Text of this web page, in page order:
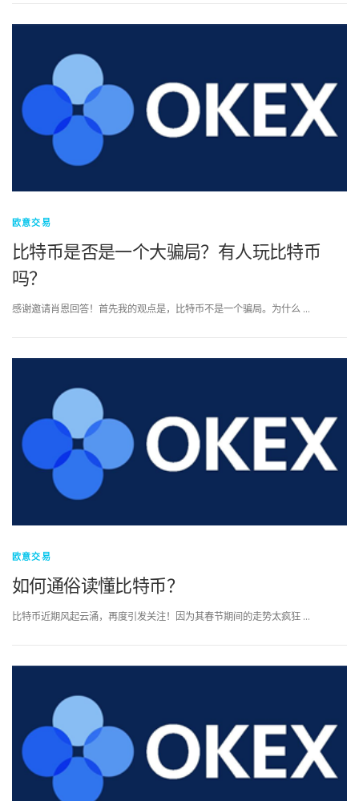
欧意交易
比特币是否是一个大骗局？有人玩比特币
吗？
感谢邀请肖恩回答！首先我的观点是，比特币不是一个骗局。为什么 …
欧意交易
如何通俗读懂比特币？
比特币近期风起云涌，再度引发关注！因为其春节期间的走势太疯狂 …